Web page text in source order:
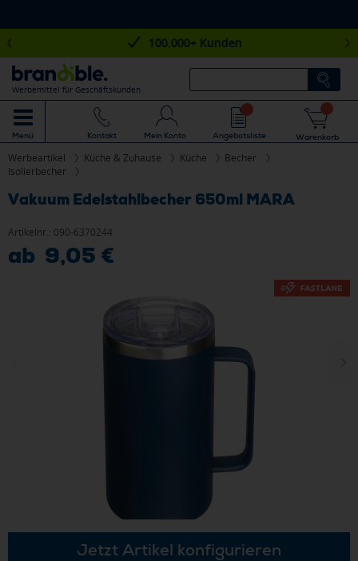
100.000+ Kunden
Werbemittel für Geschäftskunden
Menü Kontakt Mein Konto Angebotsliste Warenkorb
Werbeartikel Küche & Zuhause Küche
Becher
Isolierbecher
Vakuum Edelstahlbecher 650ml MARA
Artikelnr.: 090-6370244
ab 9,05 €
Jetzt Artikel konfigurieren